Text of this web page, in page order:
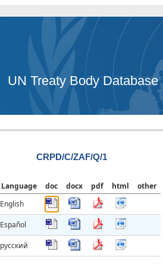
UN Treaty Body Database
CRPD/C/ZAF/Q/1
Language doc docx pdf html
other
English
Español
русский